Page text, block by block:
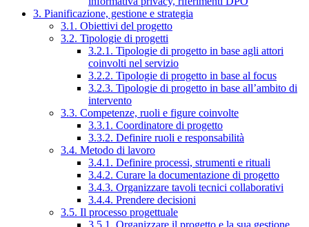
3. Pianificazione, gestione e strategia
3.1. Obiettivi del progetto
3.2. Tipologie di progetti
3.2.1. Tipologie di progetto in base agli attori
coinvolti nel servizio
3.2.2. Tipologie di progetto in base al focus
3.2.3. Tipologie di progetto in base all’ambito di
intervento
3.3. Competenze, ruoli e figure coinvolte
3.3.1. Coordinatore di progetto
3.3.2. Definire ruoli e responsabilità
3.4. Metodo di lavoro
3.4.1. Definire processi, strumenti e rituali
3.4.2. Curare la documentazione di progetto
3.4.3. Organizzare tavoli tecnici collaborativi
3.4.4. Prendere decisioni
3.5. Il processo progettuale
3.5.1. Organizzare il progetto e la sua gestione